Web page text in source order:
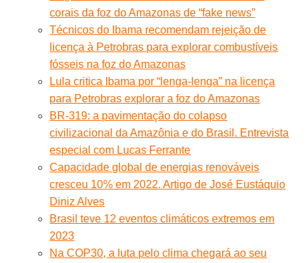
corais da foz do Amazonas de “fake news”
Técnicos do Ibama recomendam rejeição de
licença à Petrobras para explorar combustíveis
fósseis na foz do Amazonas
Lula critica Ibama por “lenga-lenga” na licença
para Petrobras explorar a foz do Amazonas
BR-319: a pavimentação do colapso
civilizacional da Amazônia e do Brasil. Entrevista
especial com Lucas Ferrante
Capacidade global de energias renováveis
cresceu 10% em 2022. Artigo de José Eustáquio
Diniz Alves
Brasil teve 12 eventos climáticos extremos em
2023
Na COP30, a luta pelo clima chegará ao seu